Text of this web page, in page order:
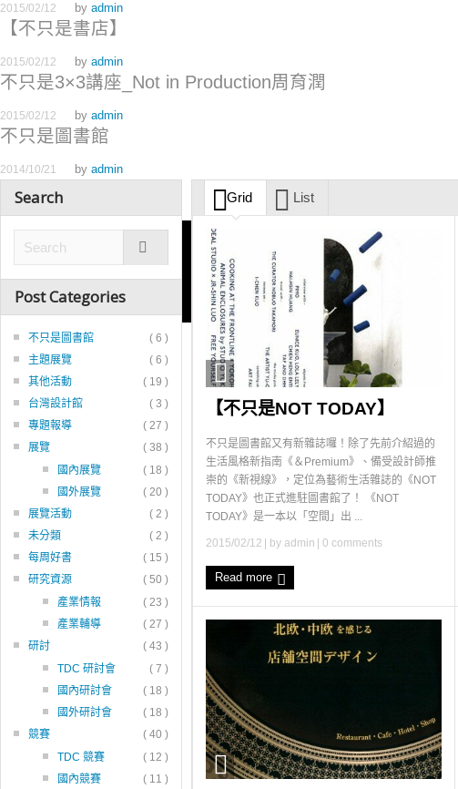
2015/02/12 by admin
【不只是書店】
2015/02/12 by admin
不只是3×3講座_Not in Production周育潤
2015/02/12 by admin
不只是圖書館
2014/10/21 by admin
Grid List
【不只是NOT TODAY】
不只是圖書館又有新雜誌囉！除了先前介紹過的
生活風格新指南《＆Premium》、備受設計師推
崇的《新視線》，定位為藝術生活雜誌的《NOT
TODAY》也正式進駐圖書館了！ 《NOT
TODAY》是一本以「空間」出 ...
2015/02/12 | by admin 0 comments
Read more
Search
Post Categories
不只是圖書館
( 6 )
主題展覽
( 6 )
其他活動
( 19 )
台灣設計館
( 3 )
專題報導
( 27 )
展覽
( 38 )
國內展覽
( 18 )
國外展覽
( 20 )
展覽活動
( 2 )
未分類
( 2 )
每周好書
( 15 )
研究資源
( 50 )
產業情報
( 23 )
產業輔導
( 27 )
研討
( 43 )
TDC 研討會
( 7 )
國內研討會
( 18 )
國外研討會
( 18 )
競賽
( 40 )
TDC 競賽
( 12 )
國內競賽
( 11 )